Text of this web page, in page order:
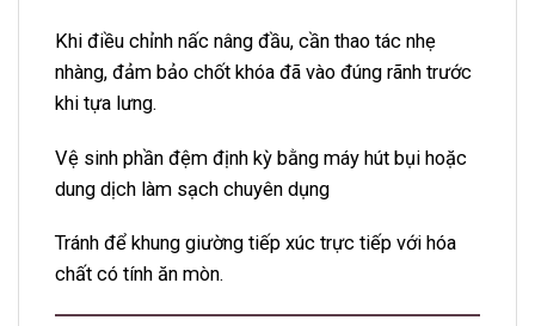
Khi điều chỉnh nấc nâng đầu, cần thao tác nhẹ
nhàng, đảm bảo chốt khóa đã vào đúng rãnh trước
khi tựa lưng.
Vệ sinh phần đệm định kỳ bằng máy hút bụi hoặc
dung dịch làm sạch chuyên dụng
Tránh để khung giường tiếp xúc trực tiếp với hóa
chất có tính ăn mòn.